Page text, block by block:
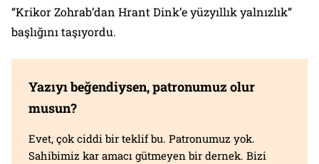
“Krikor Zohrab’dan Hrant Dink’e yüzyıllık yalnızlık”
başlığını taşıyordu.
Yazıyı beğendiysen, patronumuz olur
musun?
Evet, çok ciddi bir teklif bu. Patronumuz yok.
Sahibimiz kar amacı gütmeyen bir dernek. Bizi